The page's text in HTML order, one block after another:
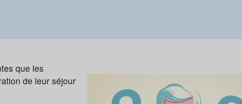
que les
de leur séjour